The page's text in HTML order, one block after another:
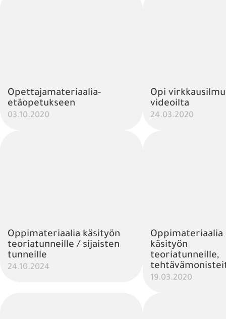
Opettajamateriaalia-
etäopetukseen
03.10.2020
Opi
videoilta
24.03.2020
Oppimateriaalia käsityön
teoriatunneille / sijaisten
tunneille
24.10.2024
Oppimateriaalia
käsityön
teoriatunneille,
19.03.2020